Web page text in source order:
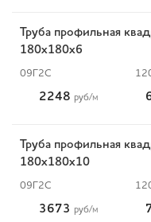
Труба профильная
180х180х6
09Г2С
2248 руб/м
Труба профильная
180х180х10
09Г2С
3673 руб/м